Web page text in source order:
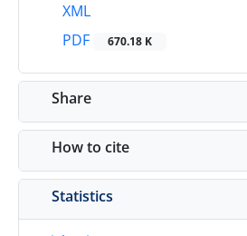
XML
PDF
670.18 K
Share
How to cite
Statistics